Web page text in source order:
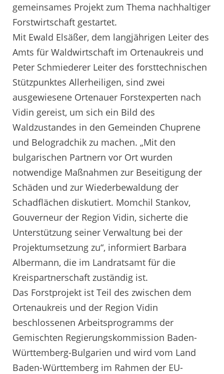
gemeinsames Projekt zum Thema nachhaltiger
Forstwirtschaft gestartet.
Mit Ewald Elsäßer, dem langjährigen Leiter des
Amts für Waldwirtschaft im Ortenaukreis und
Peter Schmiederer Leiter des forsttechnischen
Stützpunktes Allerheiligen, sind zwei
ausgewiesene Ortenauer Forstexperten nach
Vidin gereist, um sich ein Bild des
Waldzustandes in den Gemeinden Chuprene
und Belogradchik zu machen. „Mit den
bulgarischen Partnern vor Ort wurden
notwendige Maßnahmen zur Beseitigung der
Schäden und zur Wiederbewaldung der
Schadflächen diskutiert. Momchil Stankov,
Gouverneur der Region Vidin, sicherte die
Unterstützung seiner Verwaltung bei der
Projektumsetzung zu“, informiert Barbara
Albermann, die im Landratsamt für die
Kreispartnerschaft zuständig ist.
Das Forstprojekt ist Teil des zwischen dem
Ortenaukreis und der Region Vidin
beschlossenen Arbeitsprogramms der
Gemischten Regierungskommission Baden-
Württemberg-Bulgarien und wird vom Land
Baden-Württemberg im Rahmen der EU-